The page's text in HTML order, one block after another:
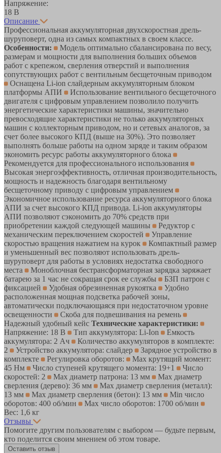
Напряжение:
18 В
Описание
Профессиональная аккумуляторная двухскоростная дрель-
шуруповерт, одна из самых компактных в своем классе.
Особенности:
Модель оптимально сбалансирована по весу,
размерам и мощности для выполнения больших объемов
работ с крепежом, сверления отверстий и выполнения
сопутствующих работ c вентильным бесщеточным приводом
Оснащена Li-ion слайдерным аккумуляторным блоком
платформы АПИ
Использование вентильного бесщеточного
двигателя с цифровым управлением позволило получить
энергетические характеристики машины, значительно
превосходящие характеристики не только аккумуляторных
машин с коллекторным приводом, но и сетевых аналогов, за
счет более высокого КПД (выше на 30%). Это позволяет
выполнять больше работы на одном заряде и таким образом
экономить ресурс работы аккумуляторного блока
Рекомендуется для профессионального использования
Высокая энергоэффективность, отличная производительность,
мощность и надежность благодаря вентильному
бесщеточному приводу с цифровым управлением
Экономичное использование ресурса аккумуляторного блока
АПИ за счет высокого КПД привода. Li-ion аккумуляторы
АПИ позволяют сэкономить до 70% средств при
приобретении каждой следующей машины
Редуктор с
механическим переключением скоростей
Управление
скоростью вращения нажатием на курок
Компактный размер
и уменьшенный вес позволяют использовать дрель-
шуруповерт для работы в условиях недостатка свободного
места
Моноблочная бестрансформаторная зарядка заряжает
батарею за 1 час не сокращая срок ее службы
БЗП патрон с
фиксацией
Удобная обрезиненная рукоятка
Удобно
расположенная мощная подсветка рабочей зоны,
автоматически подключающаяся при недостаточном уровне
освещенности
Скоба для подвешивания на ремень
Надежный удобный кейс Технические характеристики:
Напряжение: 18 В
Тип аккумулятора: Li-Ion
Емкость
аккумулятора: 2 Ач
Количество аккумуляторов в комплекте:
2
Устройство аккумулятора: слайдер
Зарядное устройство в
комплекте
Регулировка оборотов:
Max крутящий момент:
45 Нм
Число ступеней крутящего момента: 19+1
Число
скоростей: 2
Max диаметр патрона: 13 мм
Max диаметр
сверления (дерево): 36 мм
Max диаметр сверления (металл):
13 мм
Max диаметр сверления (бетон): 13 мм
Min число
оборотов: 400 об/мин
Max число оборотов: 1700 об/мин
Вес: 1,6 кг
Отзывы
Помогите другим пользователям с выбором — будьте первым,
кто поделится своим мнением об этом товаре.
Оставить отзыв